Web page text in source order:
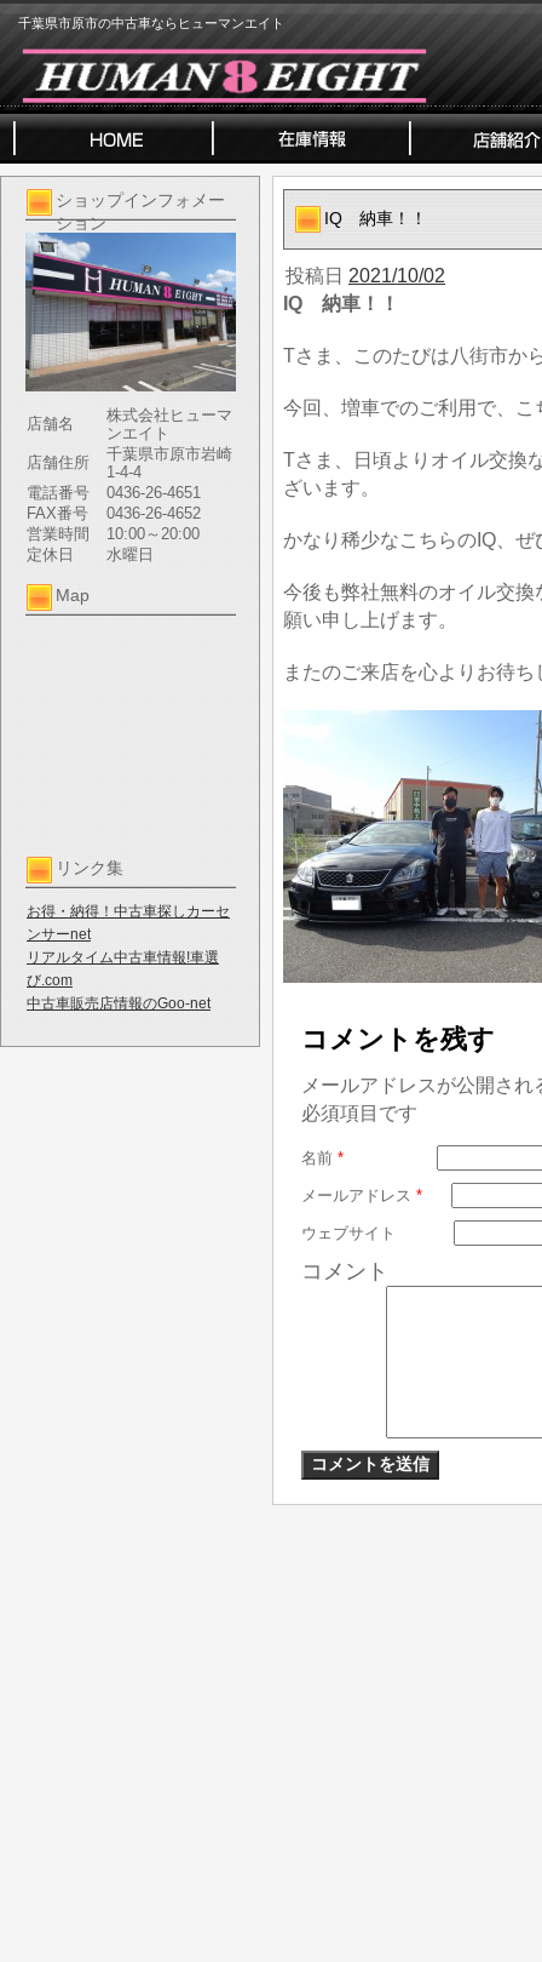
千葉県市原市の中古車ならヒューマンエイト
ショップインフォメー
ション
店舗名
株式会社ヒューマ
ンエイト
店舗住所
千葉県市原市岩崎
1-4-4
電話番号
0436-26-4651
FAX番号
0436-26-4652
営業時間
10:00～20:00
定休日
水曜日
Map
リンク集
お得・納得！中古車探しカーセ
ンサーnet
リアルタイム中古車情報!車選
び.com
中古車販売店情報のGoo-net
IQ 納車！！
投稿日 2021/10/02
IQ 納車！！
Tさま、このたびは八街市か
今回、増車でのご利用で、
Tさま、日頃よりオイル交換
ざいます。
かなり稀少なこちらのIQ、
今後も弊社無料のオイル交
願い申し上げます。
またのご来店を心よりお待
コメントを残す
メールアドレスが公開さ
必須項目です
名前 *
メールアドレス *
ウェブサイト
コメント